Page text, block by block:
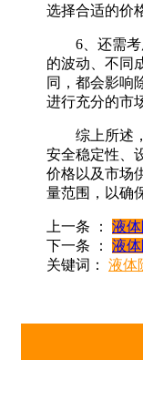
选择合适的价
6、还需考
的波动、不同
同，都会影响
进行充分的市
综上所述，
安全稳定性、
价格以及市场
量范围，以确
上一条 ：
液
下一条 ：
液
关键词： 液体